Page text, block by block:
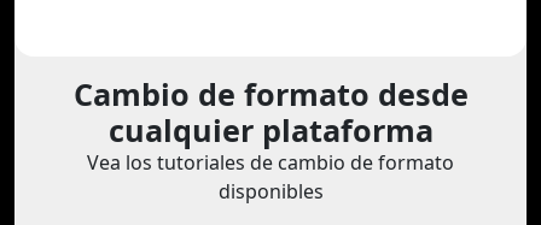
Cambio de formato desde
cualquier plataforma
Vea los tutoriales de cambio de formato
disponibles